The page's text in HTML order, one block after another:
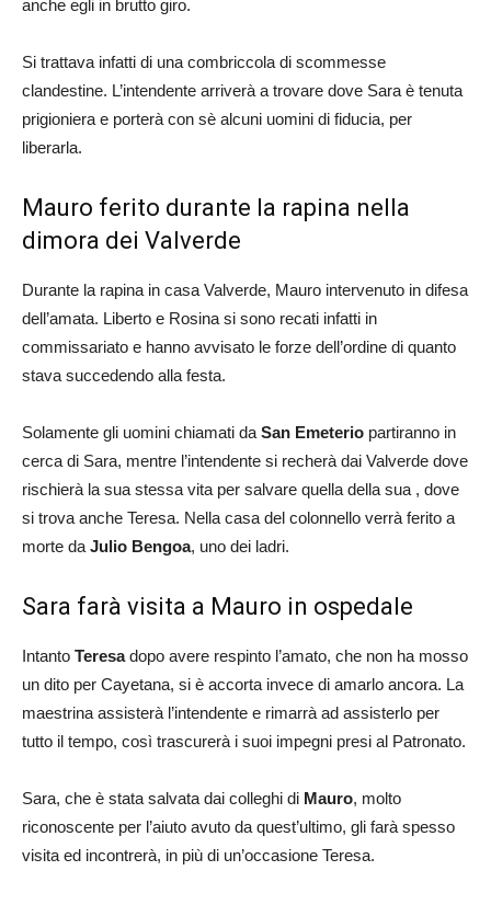
anche egli in brutto giro.
Si trattava infatti di una combriccola di scommesse
clandestine. L’intendente arriverà a trovare dove Sara è tenuta
prigioniera e porterà con sè alcuni uomini di fiducia, per
liberarla.
Mauro ferito durante la rapina nella
dimora dei Valverde
Durante la rapina in casa Valverde, Mauro intervenuto in difesa
dell’amata. Liberto e Rosina si sono recati infatti in
commissariato e hanno avvisato le forze dell’ordine di quanto
stava succedendo alla festa.
Solamente gli uomini chiamati da San Emeterio partiranno in
cerca di Sara, mentre l’intendente si recherà dai Valverde dove
rischierà la sua stessa vita per salvare quella della sua , dove
si trova anche Teresa. Nella casa del colonnello verrà ferito a
morte da Julio Bengoa, uno dei ladri.
Sara farà visita a Mauro in ospedale
Intanto Teresadopo avere respinto l’amato, che non ha mosso
un dito per Cayetana, si è accorta invece di amarlo ancora. La
maestrina assisterà l’intendente e rimarrà ad assisterlo per
tutto il tempo, così trascurerà i suoi impegni presi al Patronato.
Sara, che è stata salvata dai colleghi di Mauro, molto
riconoscente per l’aiuto avuto da quest’ultimo, gli farà spesso
visita ed incontrerà, in più di un’occasione Teresa.